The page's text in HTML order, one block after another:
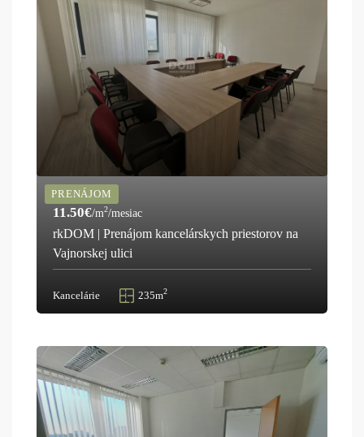
PRENÁJOM
11.50€/m2/mesiac
rkDOM | Prenájom kancelárskych priestorov na
Vajnorskej ulici
Kancelárie 235m2